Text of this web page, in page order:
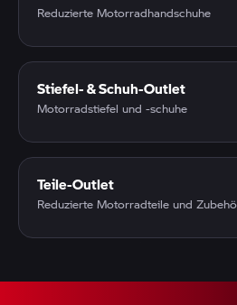
Reduzierte Motorradhandschuhe
Stiefel- & Schuh-Outlet
Motorradstiefel und -schuhe
Teile-Outlet
Reduzierte Motorradteile und